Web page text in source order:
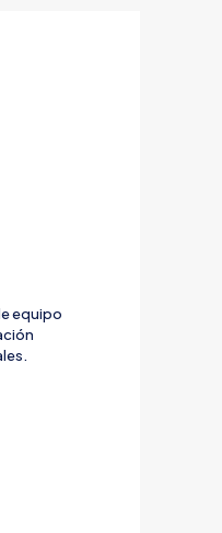
equipo